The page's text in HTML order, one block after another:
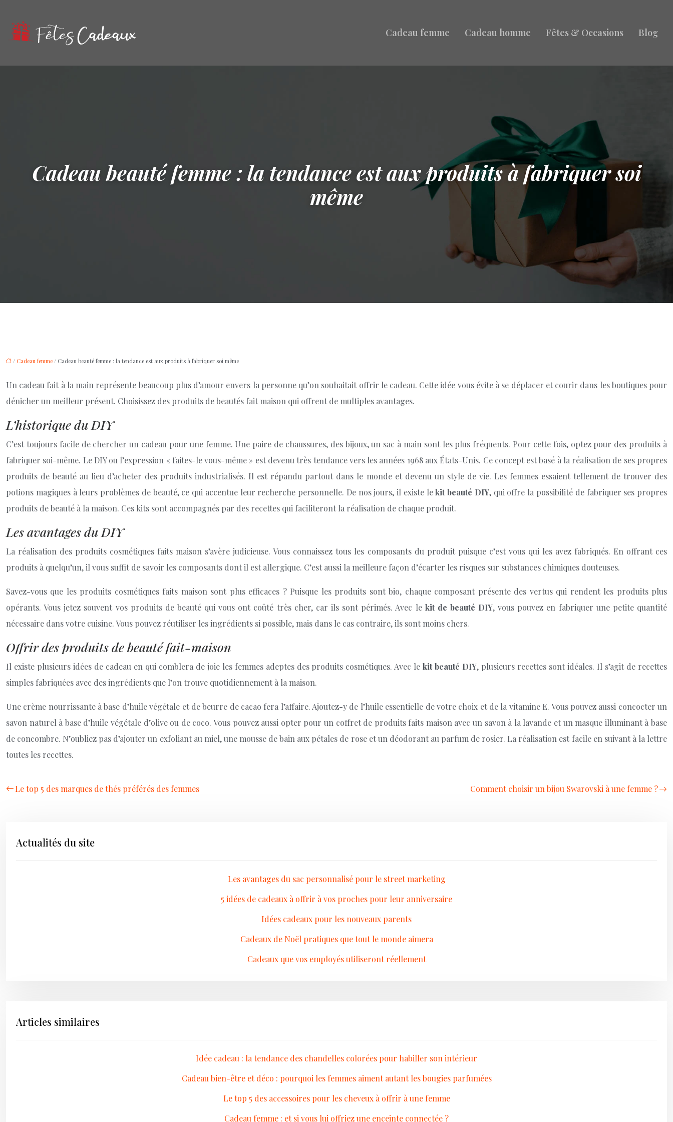
Cadeau femme Cadeau homme Fêtes & Occasions Blog
Cadeau beauté femme : la tendance est aux produits à fabriquer soi
même
/ Cadeau femme / Cadeau beauté femme : la tendance est aux produits à fabriquer soi même
Un cadeau fait à la main représente beaucoup plus d’amour envers la personne qu’on souhaitait offrir le cadeau. Cette idée vous évite à se déplacer et courir dans les boutiques pour
dénicher un meilleur présent. Choisissez des produits de beautés fait maison qui offrent de multiples avantages.
L’historique du DIY
C’est toujours facile de chercher un cadeau pour une femme. Une paire de chaussures, des bijoux, un sac à main sont les plus fréquents. Pour cette fois, optez pour des produits à
fabriquer soi-même. Le DIY ou l’expression « faites-le vous-même » est devenu très tendance vers les années 1968 aux États-Unis. Ce concept est basé à la réalisation de ses propres
produits de beauté au lieu d’acheter des produits industrialisés. Il est répandu partout dans le monde et devenu un style de vie. Les femmes essaient tellement de trouver des
potions magiques à leurs problèmes de beauté, ce qui accentue leur recherche personnelle. De nos jours, il existe lekit beauté DIY, qui offre la possibilité de fabriquer ses propres
produits de beauté à la maison. Ces kits sont accompagnés par des recettes qui faciliteront la réalisation de chaque produit.
Les avantages du DIY
La réalisation des produits cosmétiques faits maison s’avère judicieuse. Vous connaissez tous les composants du produit puisque c’est vous qui les avez fabriqués. En offrant ces
produits à quelqu’un, il vous suffit de savoir les composants dont il est allergique. C’est aussi la meilleure façon d’écarter les risques sur substances chimiques douteuses.
Savez-vous que les produits cosmétiques faits maison sont plus efficaces ? Puisque les produits sont bio, chaque composant présente des vertus qui rendent les produits plus
opérants. Vous jetez souvent vos produits de beauté qui vous ont coûté très cher, car ils sont périmés. Avec le kit de beauté DIY, vous pouvez en fabriquer une petite quantité
nécessaire dans votre cuisine. Vous pouvez réutiliser les ingrédients si possible, mais dans le cas contraire, ils sont moins chers.
Offrir des produits de beauté fait-maison
Il existe plusieurs idées de cadeau en qui comblera de joie les femmes adeptes des produits cosmétiques. Avec lekit beauté DIY, plusieurs recettes sont idéales. Il s’agit de recettes
simples fabriquées avec des ingrédients que l’on trouve quotidiennement à la maison.
Une crème nourrissante à base d’huile végétale et de beurre de cacao fera l’affaire. Ajoutez-y de l’huile essentielle de votre choix et de la vitamine E. Vous pouvez aussi concocter un
savon naturel à base d’huile végétale d’olive ou de coco. Vous pouvez aussi opter pour un coffret de produits faits maison avec un savon à la lavande et un masque illuminant à base
de concombre. N’oubliez pas d’ajouter un exfoliant au miel, une mousse de bain aux pétales de rose et un déodorant au parfum de rosier. La réalisation est facile en suivant à la lettre
toutes les recettes.
Le top 5 des marques de thés préférés des femmes Comment choisir un bijou Swarovski à une femme ?
Actualités du site
Les avantages du sac personnalisé pour le street marketing
5 idées de cadeaux à offrir à vos proches pour leur anniversaire
Idées cadeaux pour les nouveaux parents
Cadeaux de Noël pratiques que tout le monde aimera
Cadeaux que vos employés utiliseront réellement
Articles similaires
Idée cadeau : la tendance des chandelles colorées pour habiller son intérieur
Cadeau bien-être et déco : pourquoi les femmes aiment autant les bougies parfumées
Le top 5 des accessoires pour les cheveux à offrir à une femme
Cadeau femme : et si vous lui offriez une enceinte connectée ?